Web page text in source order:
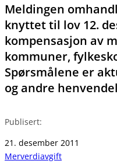
Meldingen
knyttet til lov 12.
kompensasjon av
kommuner,
Spørsmålene er
og andre
Publisert:
21. desember 2011
Merverdiavgift